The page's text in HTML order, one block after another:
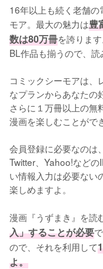
16年以上も続く老舗
モア。最大の魅力は豊
数は80万冊を誇りま
BL作品も揃うので、読
コミックシーモアは、
なプランからあなたの
さらに１万冊以上の無
漫画を楽しむことがで
会員登録に必要なのは
Twitter、Yahoo!など
い情報入力は必要ない
楽しめますよ。
漫画『うずまき』を読
入」することが必要
ので、それを利用して
よ。